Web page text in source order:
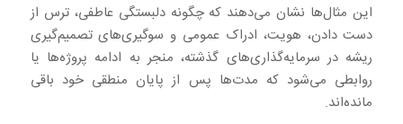
این مثال‌ها نشان می‌دهند که چگونه دلبستگی عاطفی، ترس از
دست دادن، هویت، ادراک عمومی و سوگیری‌های تصمیم‌گیری
ریشه در سرمایه‌گذاری‌های گذشته، منجر به ادامه پروژه‌ها یا
روابطی می‌شود که مدت‌ها پس از پایان منطقی خود باقی
مانده‌اند.